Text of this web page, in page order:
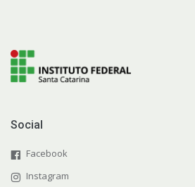
Social
Facebook
Instagram